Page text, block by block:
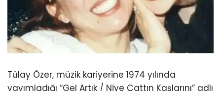
Tülay Özer, müzik kariyerine 1974 yılında
yayımladığı “Gel Artık / Niye Çattın Kaşlarını” adlı